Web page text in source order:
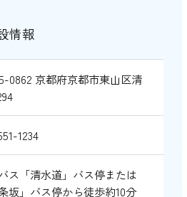
情報
0862 京都府京都市東山区清
1234
ス「清水道」バス停または
条坂」バス停から徒歩約10分